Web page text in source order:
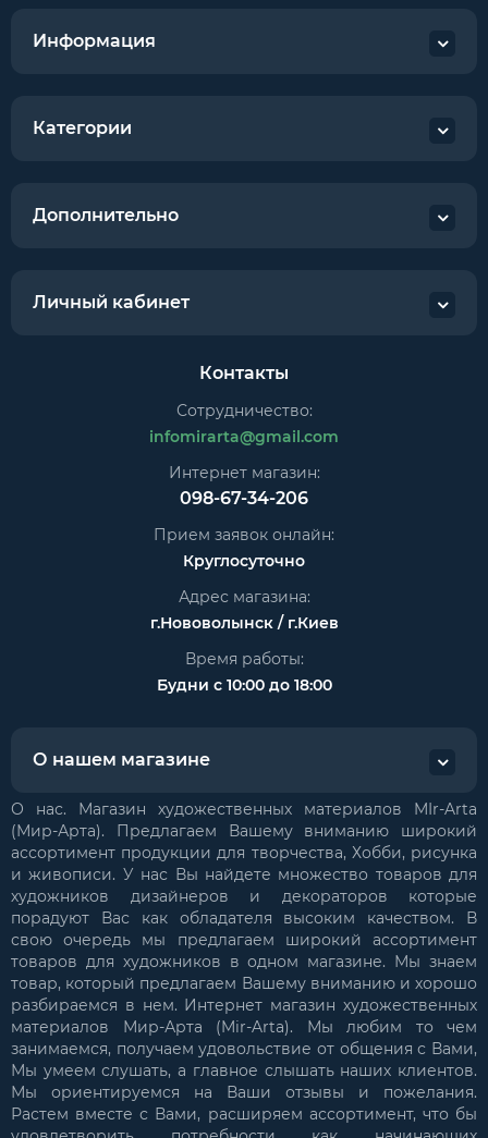
Информация
Категории
Дополнительно
Личный кабинет
Контакты
Сотрудничество:
infomirarta@gmail.com
Интернет магазин:
098-67-34-206
Прием заявок онлайн:
Круглосуточно
Адрес магазина:
г.Нововолынск / г.Киев
Время работы:
Будни с 10:00 до 18:00
О нашем магазине
О нас. Магазин художественных материалов MIr-Arta
(Мир-Арта). Предлагаем Вашему вниманию широкий
ассортимент продукции для творчества, Хобби, рисунка
и живописи. У нас Вы найдете множество товаров для
художников дизайнеров и декораторов которые
порадуют Вас как обладателя высоким качеством. В
свою очередь мы предлагаем широкий ассортимент
товаров для художников в одном магазине. Мы знаем
товар, который предлагаем Вашему вниманию и хорошо
разбираемся в нем. Интернет магазин художественных
материалов Мир-Арта (Mir-Arta). Мы любим то чем
занимаемся, получаем удовольствие от общения с Вами,
Мы умеем слушать, а главное слышать наших клиентов.
Мы ориентируемся на Ваши отзывы и пожелания.
Растем вместе с Вами, расширяем ассортимент, что бы